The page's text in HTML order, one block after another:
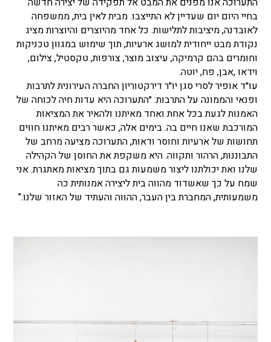
בחיי היום יום שעדיין לא התייצבו. מבית לאין בית, ממשפחה
לאובדנה, מיציבות לתלישות. כל אחד מהיוצרים והיוצרות מציג
נקודת מבט ייחודית למושג ארעיות, תוך שימוש במגוון טכניקות
וחומרים בהם קרמיקה, עיצוב מוצר, צורפות, טקסטיל, צילום,
וידאו ,אבן, פח, יוטה.
עו״ד אופיר לסרי סגן יו״ר דירקטוריון החברה העירונית לתרבות
ופנאי והממונה על התרבות: ״התערוכה היא עדות חיה לכוחה של
האמנות לגעת בכל אחת ואחד מאיתנו ולהאיר את המציאות
המורכבת שאנו חיים בה. בימים אלה, כאשר רבים מאיתנו חווים
תחושות של ארעיות וחוסר ודאות, התערוכה מציעה מרחב של
התבוננות, הרהור ותקווה. היא משקפת את החוסן של הקהילה
שלנו ואת יכולתנו ליצור משמעות גם בתוך מציאות מאתגרת. אני
שמח על כך שאשדוד מהווה בית ליצירה אמנותית כה
משמעותית, המחברת בין העבר, ההווה והעתיד של האזור שלנו."